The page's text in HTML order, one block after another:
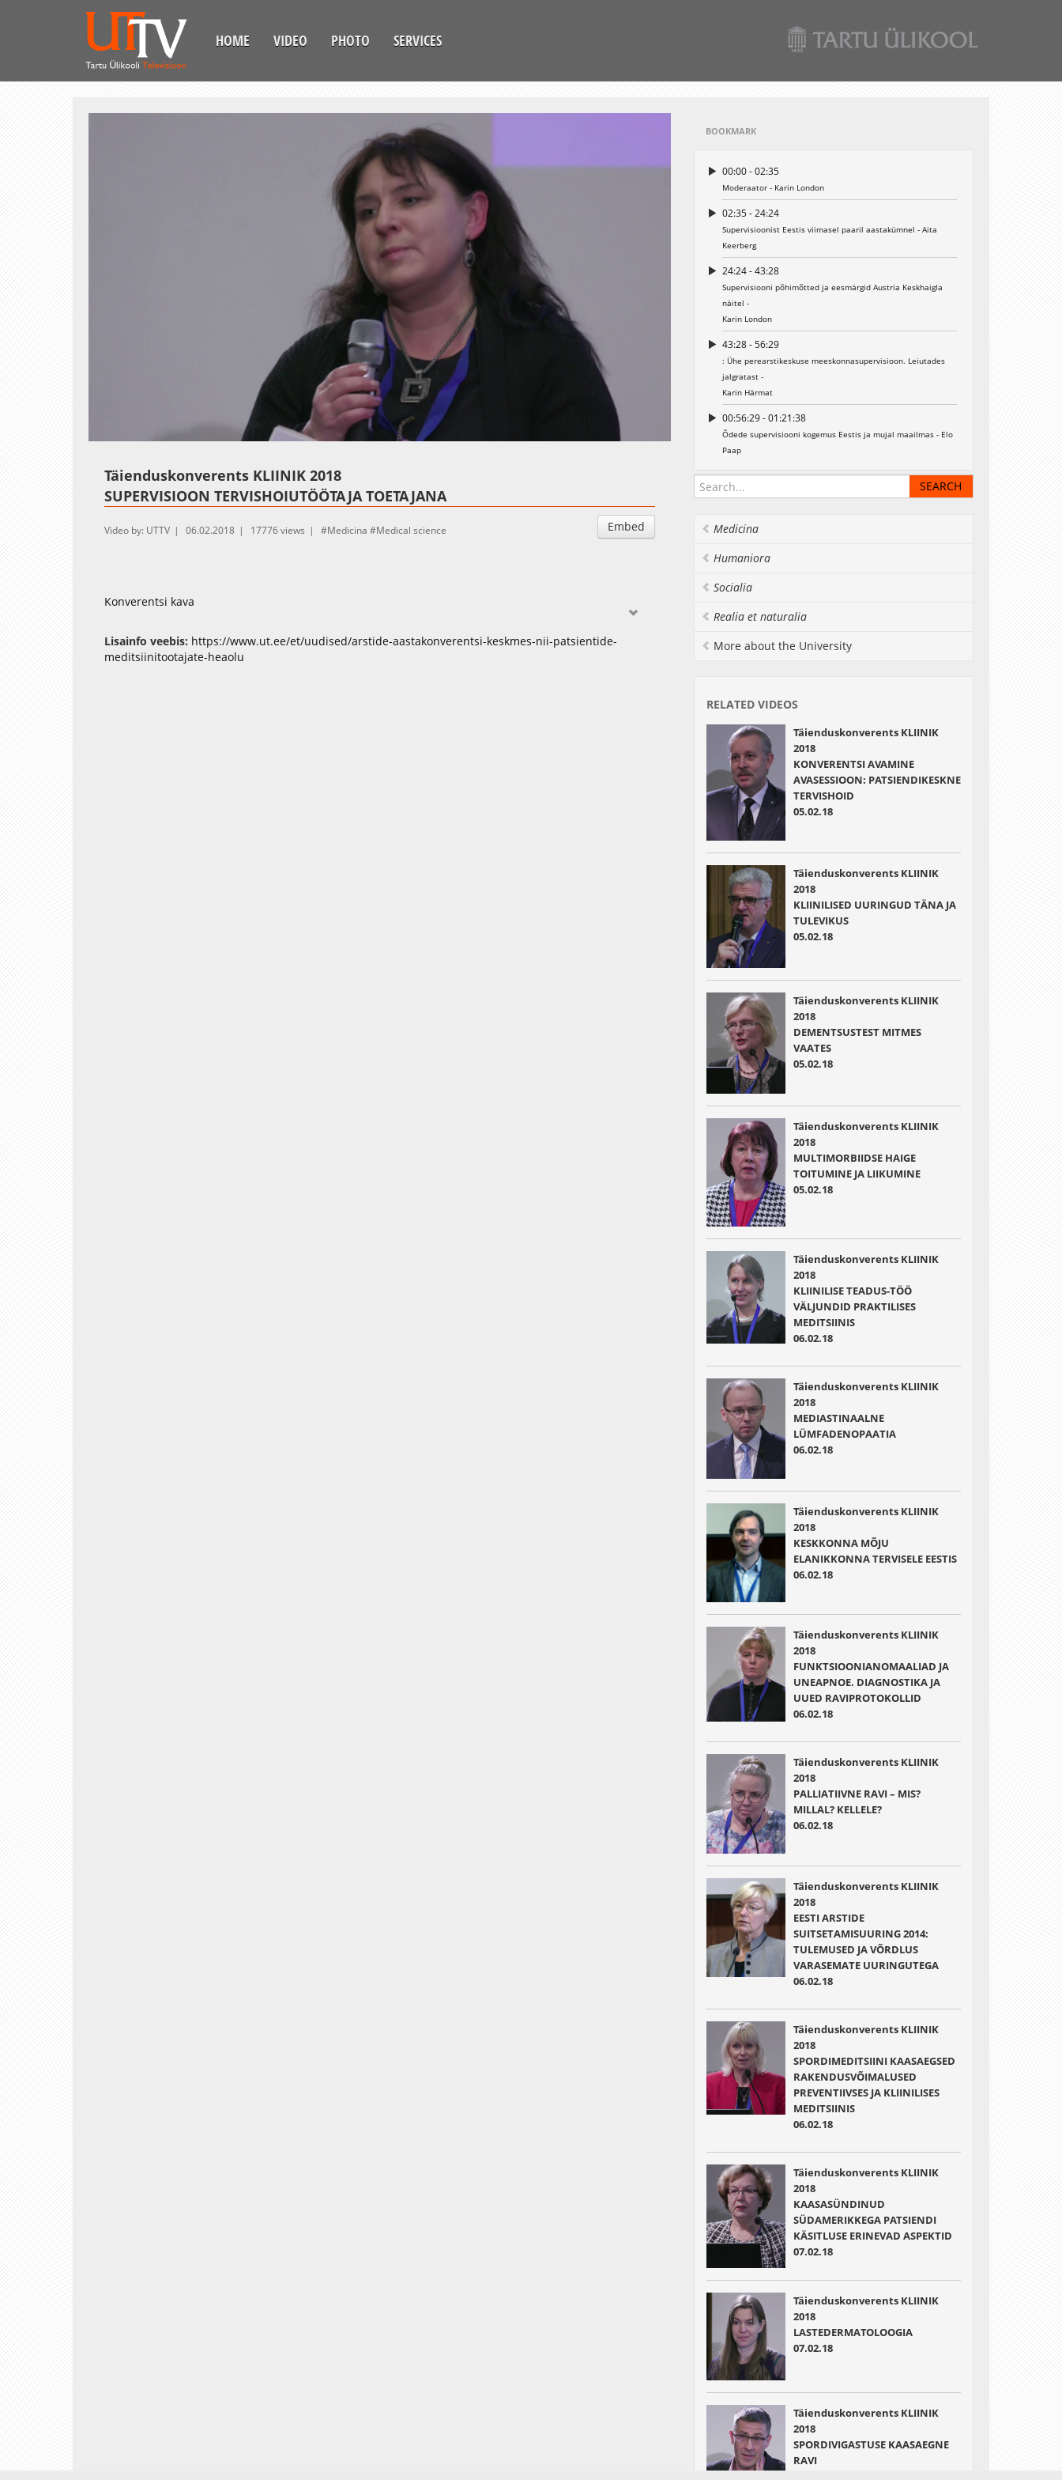
HOME VIDEO PHOTO SERVICES
Täienduskonverents KLIINIK 2018
SUPERVISIOON TERVISHOIUTÖÖTAJA TOETAJANA
Embed
Video by: UTTV 06.02.2018 17776 views Medicina Medical science
Konverentsi kava
Lisainfo veebis: https://www.ut.ee/et/uudised/arstide-aastakonverentsi-keskmes-nii-patsientide-
meditsiinitootajate-heaolu
BOOKMARK
00:00 - 02:35
Moderaator - Karin London
02:35 - 24:24
Supervisioonist Eestis viimasel paaril aastakümnel - Aita
Keerberg
24:24 - 43:28
Supervisiooni põhimõtted ja eesmärgid Austria Keskhaigla
näitel -
Karin London
43:28 - 56:29
: Ühe perearstikeskuse meeskonnasupervisioon. Leiutades
jalgratast -
Karin Härmat
00:56:29 - 01:21:38
Õdede supervisiooni kogemus Eestis ja mujal maailmas - Elo
Paap
Medicina
Humaniora
Socialia
Realia et naturalia
More about the University
RELATED VIDEOS
Täienduskonverents KLIINIK
2018
KONVERENTSI AVAMINE
AVASESSIOON: PATSIENDIKESKNE
TERVISHOID
05.02.18
Täienduskonverents KLIINIK
2018
KLIINILISED UURINGUD TÄNA JA
TULEVIKUS
05.02.18
Täienduskonverents KLIINIK
2018
DEMENTSUSTEST MITMES
VAATES
05.02.18
Täienduskonverents KLIINIK
2018
MULTIMORBIIDSE HAIGE
TOITUMINE JA LIIKUMINE
05.02.18
Täienduskonverents KLIINIK
2018
KLIINILISE TEADUS-TÖÖ
VÄLJUNDID PRAKTILISES
MEDITSIINIS
06.02.18
Täienduskonverents KLIINIK
2018
MEDIASTINAALNE
LÜMFADENOPAATIA
06.02.18
Täienduskonverents KLIINIK
2018
KESKKONNA MÕJU
ELANIKKONNA TERVISELE EESTIS
06.02.18
Täienduskonverents KLIINIK
2018
FUNKTSIOONIANOMAALIAD JA
UNEAPNOE. DIAGNOSTIKA JA
UUED RAVIPROTOKOLLID
06.02.18
Täienduskonverents KLIINIK
2018
PALLIATIIVNE RAVI – MIS?
MILLAL? KELLELE?
06.02.18
Täienduskonverents KLIINIK
2018
EESTI ARSTIDE
SUITSETAMISUURING 2014:
TULEMUSED JA VÕRDLUS
VARASEMATE UURINGUTEGA
06.02.18
Täienduskonverents KLIINIK
2018
SPORDIMEDITSIINI KAASAEGSED
RAKENDUSVÕIMALUSED
PREVENTIIVSES JA KLIINILISES
MEDITSIINIS
06.02.18
Täienduskonverents KLIINIK
2018
KAASASÜNDINUD
SÜDAMERIKKEGA PATSIENDI
KÄSITLUSE ERINEVAD ASPEKTID
07.02.18
Täienduskonverents KLIINIK
2018
LASTEDERMATOLOOGIA
07.02.18
Täienduskonverents KLIINIK
2018
SPORDIVIGASTUSE KAASAEGNE
RAVI